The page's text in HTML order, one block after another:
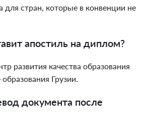
для стран, которые в конвенции не
апостиль на диплом?
развития качества образования
Грузии.
документа после